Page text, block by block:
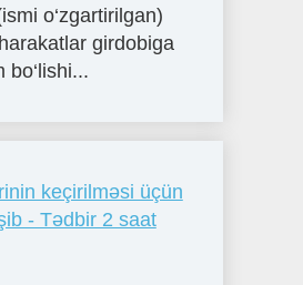
o‘zgartirilgan)
girdobiga
bo‘lishi...
keçirilməsi üçün
- Tədbir 2 saat